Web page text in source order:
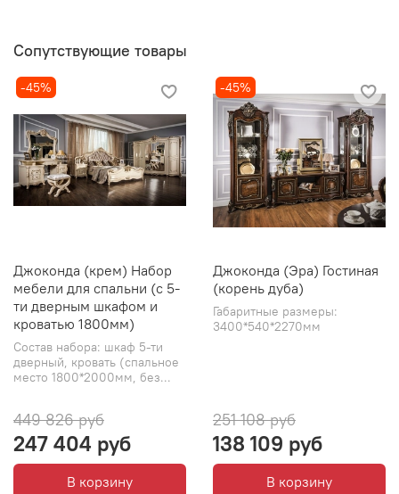
Сопутствующие товары
-45%
Джоконда (крем) Набор
мебели для спальни (с 5-
ти дверным шкафом и
кроватью 1800мм)
Состав набора: шкаф 5-ти
дверный, кровать (спальное
место 1800*2000мм, без...
449 826 руб
247 404 руб
В корзину
-45%
Джоконда (Эра) Гостиная
(корень дуба)
Габаритные размеры:
3400*540*2270мм
251 108 руб
138 109 руб
В корзину